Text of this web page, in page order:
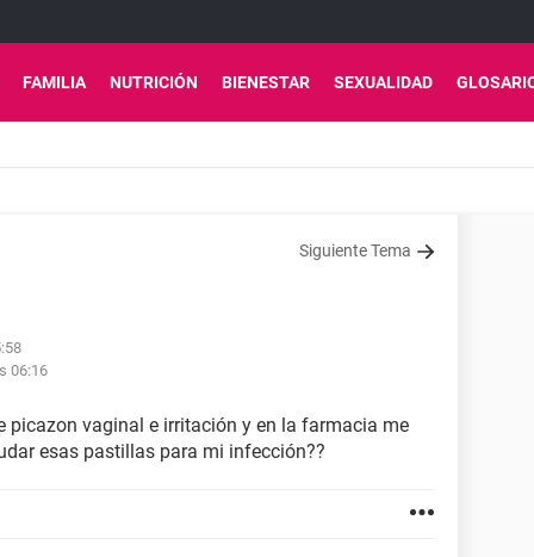
FAMILIA NUTRICIÓN BIENESTAR SEXUALIDAD
Siguiente Tema
06:16
picazon vaginal e irritación y en la farmacia me
esas pastillas para mi infección??